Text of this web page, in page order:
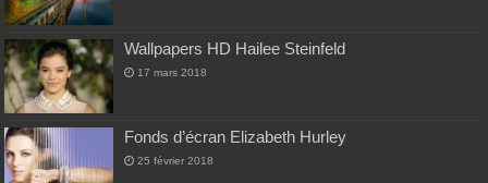
Wallpapers HD Hailee Steinfeld
17 mars 2018
Fonds d’écran Elizabeth Hurley
25 février 2018